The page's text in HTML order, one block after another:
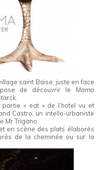
saint Baise, juste en face
de découvrir le Mama
« eat » de l’hotel vu et
Castro, un intello-urbaniste
Mr Trigano.
en scène des plats élaborés
de la cheminée ou sur la